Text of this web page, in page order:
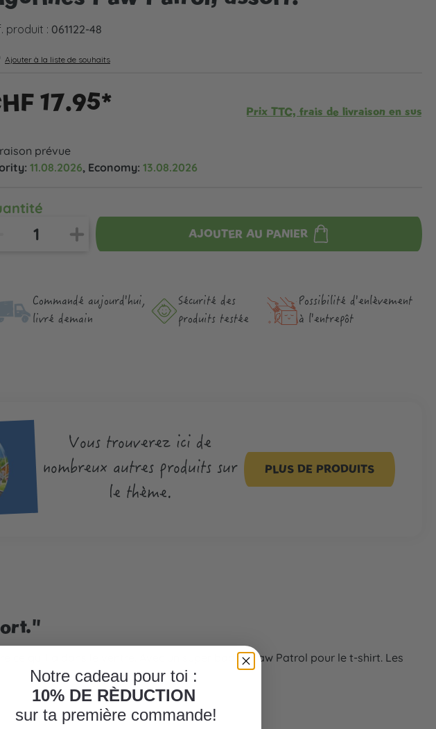
produit : 061122-48
Ajouter à la liste de souhaits
17.95* Prix TTC, frais de livraison en sus
prévue
11.08.2026, Economy: 13.08.2026
AJOUTER AU PANIER
Commandé aujourd'hui,
livré demain
Sécurité des
produits testée
Possibilité d'enlèvement
à l'entrepôt
Vous trouverez ici de
nombreux autres produits sur
le thème.
PLUS DE PRODUITS
ce qu'il a dans le ventre. Avec un super badge Paw Patrol pour le t-shirt. Les
Notre cadeau pour toi :
10% DE RÈDUCTION
sur ta première commande!